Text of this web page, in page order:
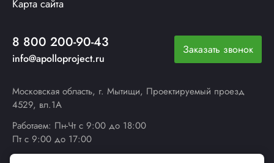
Карта сайта
8 800 200-90-43
info@apolloproject.ru
Заказать звонок
Московская область, г. Мытищи, Проектируемый проезд
4529, вл.1А
Работаем: Пн-Чт с 9:00 до 18:00
Пт с 9:00 до 17:00